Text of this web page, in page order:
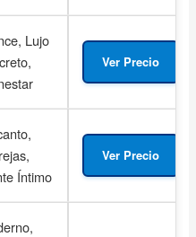
Lujo
Ver Precio
Íntimo
Ver Precio